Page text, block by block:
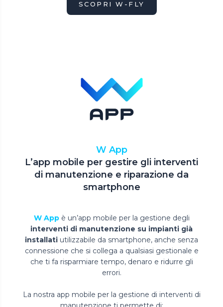
SCOPRI W-FLY
W App
L’app mobile per gestire gli interventi
di manutenzione e riparazione da
smartphone
W Appè un’app mobile per la gestione degli
interventi di manutenzione su impianti già
installati utilizzabile da smartphone, anche senza
connessione che si collega a qualsiasi gestionale e
che ti fa risparmiare tempo, denaro e ridurre gli
errori.
La nostra app mobile per la gestione di interventi di